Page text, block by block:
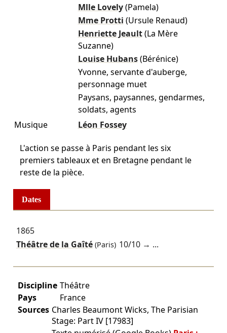
Mlle Lovely (Pamela)
Mme Protti (Ursule Renaud)
Henriette Jeault (La Mère
Suzanne)
Louise Hubans (Bérénice)
Yvonne, servante d'auberge,
personnage muet
Paysans, paysannes, gendarmes,
soldats, agents
Musique
Léon Fossey
L'action se passe à Paris pendant les six
premiers tableaux et en Bretagne pendant le
reste de la pièce.
Dates
1865
Théâtre de la Gaîté(Paris) 10/10 → ...
Discipline Théâtre
Pays
France
Sources Charles Beaumont Wicks, The Parisian
Stage: Part IV [17983]